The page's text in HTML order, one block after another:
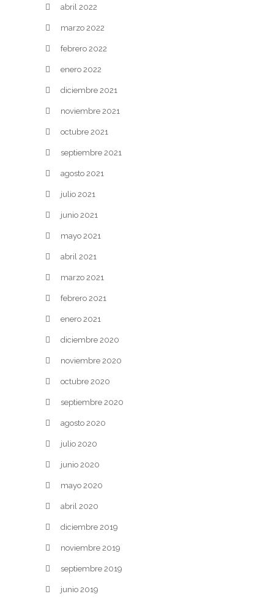
abril 2022
marzo 2022
febrero 2022
enero 2022
diciembre 2021
noviembre 2021
octubre 2021
septiembre 2021
agosto 2021
julio 2021
junio 2021
mayo 2021
abril 2021
marzo 2021
febrero 2021
enero 2021
diciembre 2020
noviembre 2020
octubre 2020
septiembre 2020
agosto 2020
julio 2020
junio 2020
mayo 2020
abril 2020
diciembre 2019
noviembre 2019
septiembre 2019
junio 2019